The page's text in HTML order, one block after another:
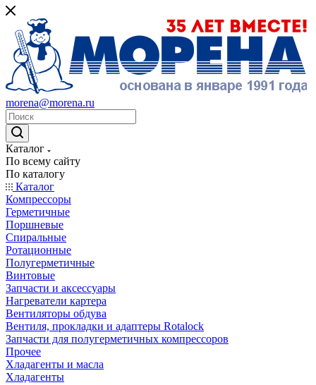
morena@morena.ru
Каталог
По всему сайту
По каталогу
Каталог
Компрессоры
Герметичные
Поршневые
Спиральные
Ротационные
Полугерметичные
Винтовые
Запчасти и аксессуары
Нагреватели картера
Вентиляторы обдува
Вентиля, прокладки и адаптеры Rotalock
Запчасти для полугерметичных компрессоров
Прочее
Хладагенты и масла
Хладагенты